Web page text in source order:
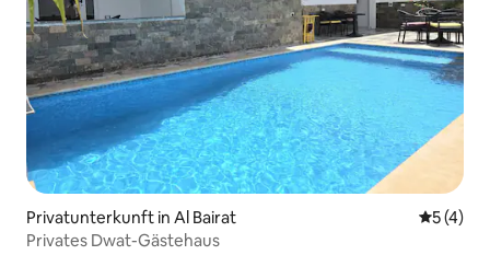
Privatunterkunft in Al Bairat
5 (4)
Privates Dwat-Gästehaus